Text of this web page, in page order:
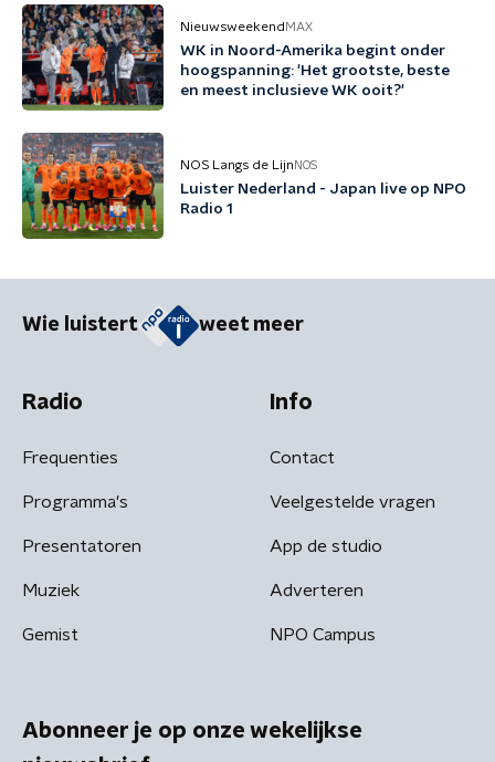
Nieuwsweekend MAX
WK in Noord-Amerika begint onder
hoogspanning: 'Het grootste, beste
en meest inclusieve WK ooit?'
NOS Langs de Lijn NOS
Luister Nederland - Japan live op NPO
Radio 1
Wie luistert weet meer
Radio
Frequenties
Programma's
Presentatoren
Muziek
Gemist
Info
Contact
Veelgestelde vragen
App de studio
Adverteren
NPO Campus
Abonneer je op onze wekelijkse